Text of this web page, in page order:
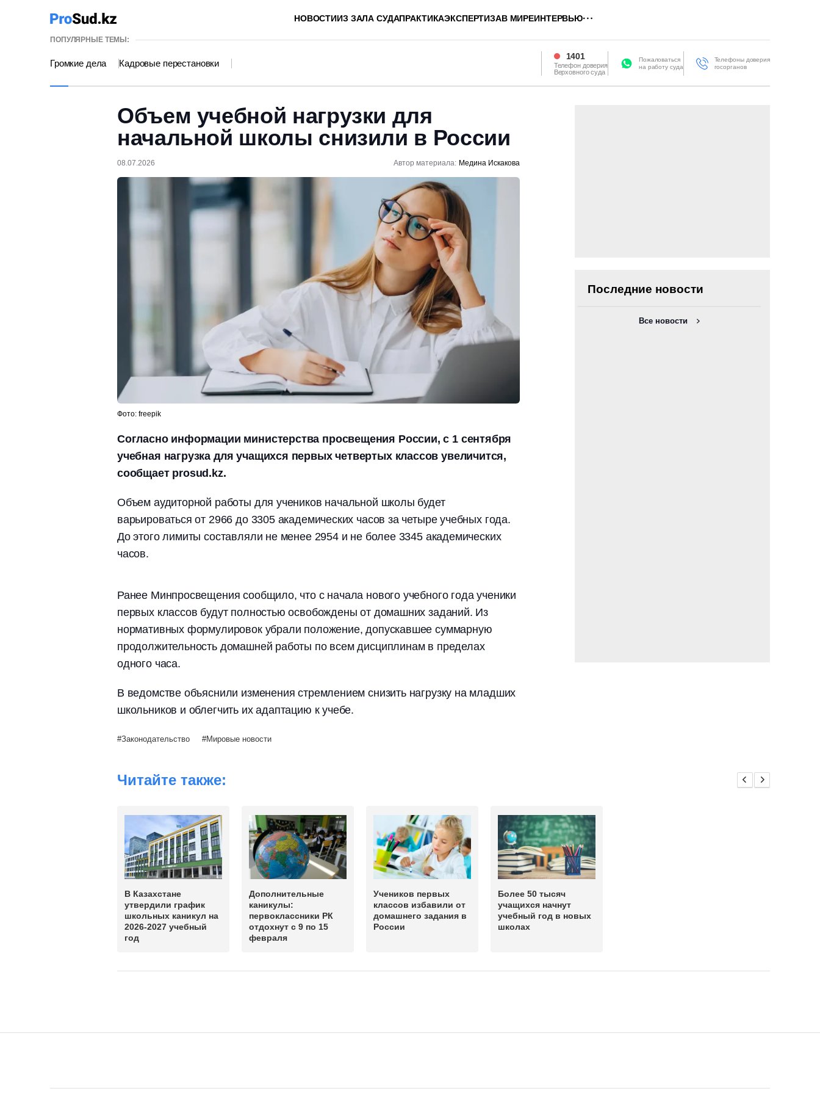
НОВОСТИИЗ ЗАЛА СУДАПРАКТИКАЭКСПЕРТИЗАВ МИРЕИНТЕРВЬЮ
ПОПУЛЯРНЫЕ ТЕМЫ:
Громкие дела Кадровые перестановки
1401
Телефон доверия
Верховного суда
Пожаловаться
на работу суда
Телефоны доверия
госорганов
Объем учебной нагрузки для
начальной школы снизили в России
08.07.2026 Автор материала: Медина Искакова
Фото: freepik
Согласно информации министерства просвещения России, с 1 сентября
учебная нагрузка для учащихся первых четвертых классов увеличится,
сообщает prosud.kz.
Объем аудиторной работы для учеников начальной школы будет
варьироваться от 2966 до 3305 академических часов за четыре учебных года.
До этого лимиты составляли не менее 2954 и не более 3345 академических
часов.
Ранее Минпросвещения сообщило, что с начала нового учебного года ученики
первых классов будут полностью освобождены от домашних заданий. Из
нормативных формулировок убрали положение, допускавшее суммарную
продолжительность домашней работы по всем дисциплинам в пределах
одного часа.
В ведомстве объяснили изменения стремлением снизить нагрузку на младших
школьников и облегчить их адаптацию к учебе.
Законодательство Мировые новости
Последние новости
Все новости
Читайте также:
В Казахстане
утвердили график
школьных каникул на
2026-2027 учебный
год
Дополнительные
каникулы:
первоклассники РК
отдохнут с 9 по 15
февраля
Учеников первых
классов избавили от
домашнего задания в
России
Более 50 тысяч
учащихся начнут
учебный год в новых
школах